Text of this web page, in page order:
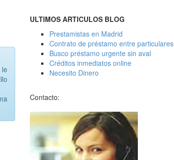
ULTIMOS ARTICULOS BLOG
Prestamistas en Madrid
Contrato de préstamo entre particulares
Busco préstamo urgente sin aval
Créditos inmediatos online
Necesito Dinero
Contacto: